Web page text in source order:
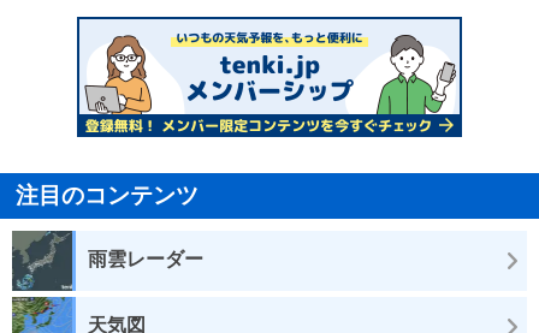
注目のコンテンツ
雨雲レーダー
天気図